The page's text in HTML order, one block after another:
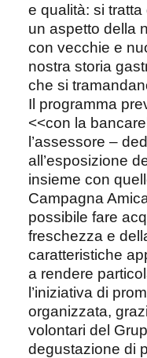
e qualità: si
un aspetto della
con vecchie e
nostra storia
che si
Il programma
<<con la
l’assessore –
all’esposizione
insieme con
Campagna
possibile fare
freschezza e
caratteristiche
a rendere
l’iniziativa di
organizzata,
volontari del
degustazione di